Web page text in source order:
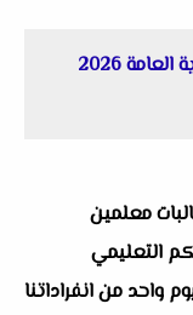
مراجعة كيمياء شاملة للباب الرابع للثانوية العامة 2026
معلمين
التعليمي
واحد من انفراداتنا